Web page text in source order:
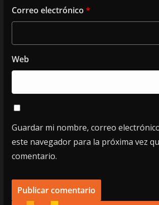
Correo electrónico *
Web
Guardar mi nombre, correo
este navegador para la próxima vez
comentario.